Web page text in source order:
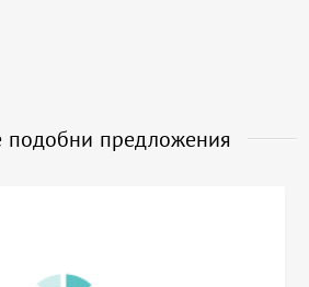
подобни предложения